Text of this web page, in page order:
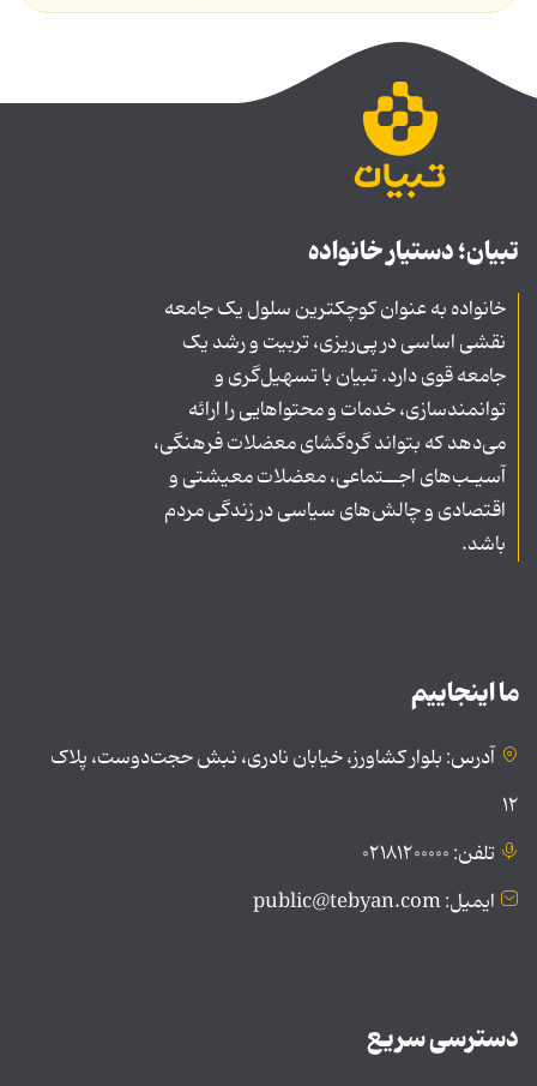
تبیان؛ دستیار خانواده
خانواده به عنوان کوچکترین سلول یک جامعه
نقشی اساسی در پی‌ریزی، تربیت و رشد یک
جامعه قوی دارد. تبیان با تسهیل‌گری و
توانمندسازی، خدمات و محتواهایی را ارائه
می‌دهد که بتواند گره‌گشای معضلات فرهنگی،
آسیـب‌های اجــتماعی، معضلات معیشتی و
اقتصادی و چالش‌های سیاسی در زندگی مردم
باشد.
ما اینجاییم
آدرس: بلوار کشاورز، خیابان نادری، نبش حجت‌دوست، پلاک
۱۲
تلفن: ۰۲۱۸۱۲۰۰۰۰۰
ایمیل: public@tebyan.com
دسترسی سریع